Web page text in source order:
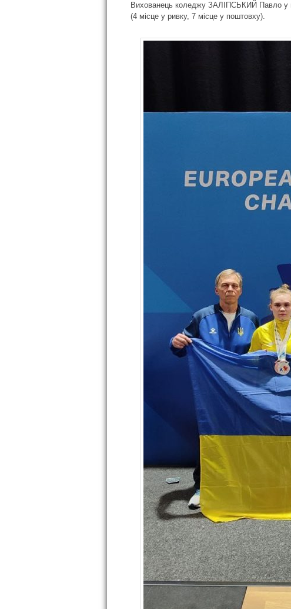
Вихованець коледжу ЗАЛІПСЬКИЙ Павло у
(4 місце у ривку, 7 місце у поштовху).